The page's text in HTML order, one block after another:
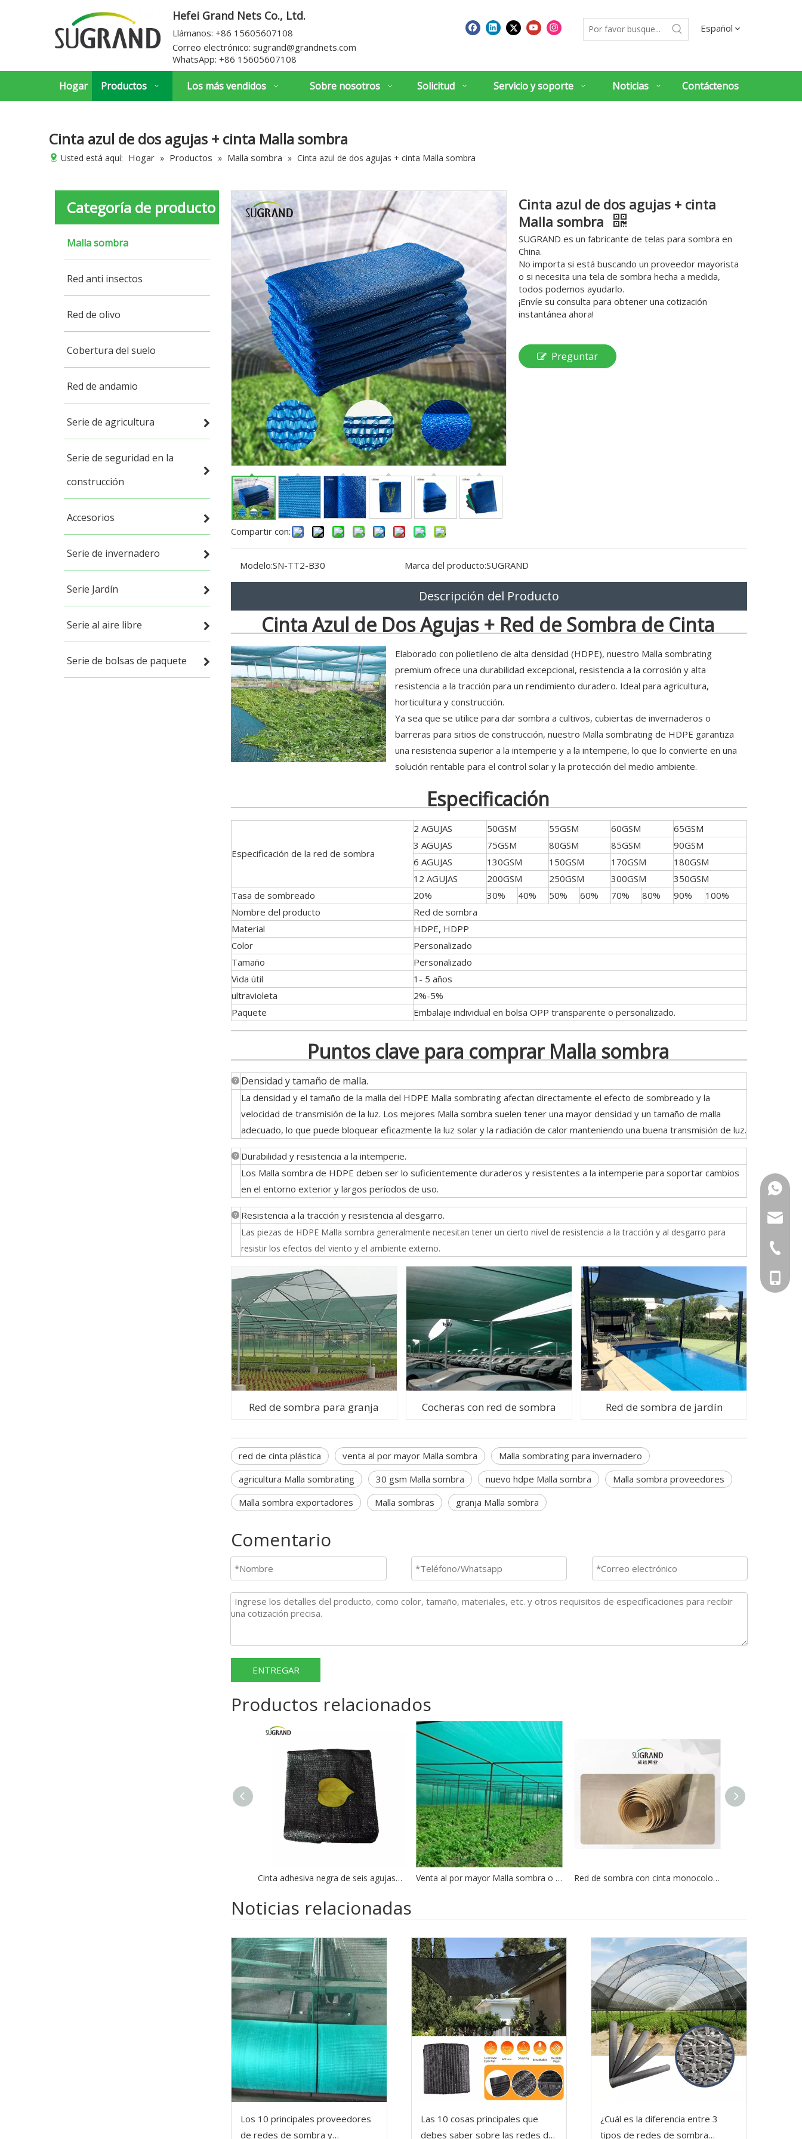
Hefei Grand Nets Co., Ltd.
Llámanos: +86 15605607108
Correo electrónico: sugrand@grandnets.com
WhatsApp: +86 15605607108
Español
Hogar Productos Los más vendidos Sobre nosotros Solicitud Servicio y soporte Noticias Contáctenos
Cinta azul de dos agujas + cinta Malla sombra
Usted está aquí: Hogar » Productos » Malla sombra » Cinta azul de dos agujas + cinta Malla sombra
Categoría de producto
Malla sombra
Red anti insectos
Red de olivo
Cobertura del suelo
Red de andamio
Serie de agricultura
Serie de seguridad en la
construcción
Accesorios
Serie de invernadero
Serie Jardín
Serie al aire libre
Serie de bolsas de paquete
Compartir con:
Cinta azul de dos agujas + cinta
Malla sombra
SUGRAND es un fabricante de telas para sombra en
China.
No importa si está buscando un proveedor mayorista
o si necesita una tela de sombra hecha a medida,
todos podemos ayudarlo.
¡Envíe su consulta para obtener una cotización
instantánea ahora!
Preguntar
Modelo:SN-TT2-B30 Marca del producto:SUGRAND
Descripción del Producto
Cinta Azul de Dos Agujas + Red de Sombra de Cinta
Elaborado con polietileno de alta densidad (HDPE), nuestro Malla sombrating
premium ofrece una durabilidad excepcional, resistencia a la corrosión y alta
resistencia a la tracción para un rendimiento duradero. Ideal para agricultura,
horticultura y construcción.
Ya sea que se utilice para dar sombra a cultivos, cubiertas de invernaderos o
barreras para sitios de construcción, nuestro Malla sombrating de HDPE garantiza
una resistencia superior a la intemperie y a la intemperie, lo que lo convierte en una
solución rentable para el control solar y la protección del medio ambiente.
Especificación
Especificación de la red de sombra
2 AGUJAS 50GSM 55GSM 60GSM
65GSM
3 AGUJAS
75GSM 80GSM 85GSM
90GSM
6 AGUJAS
130GSM 150GSM 170GSM
180GSM
12 AGUJAS
200GSM 250GSM 300GSM
350GSM
Tasa de sombreado
20% 30% 40% 50% 60% 70% 80% 90%
100%
Nombre del producto
Red de sombra
Material
HDPE, HDPP
Color
Personalizado
Tamaño
Personalizado
Vida útil
1- 5 años
ultravioleta
2%-5%
Paquete
Embalaje individual en bolsa OPP transparente o personalizado.
Puntos clave para comprar Malla sombra
Densidad y tamaño de malla.
La densidad y el tamaño de la malla del HDPE Malla sombrating afectan directamente el efecto de sombreado y la
velocidad de transmisión de la luz. Los mejores Malla sombra suelen tener una mayor densidad y un tamaño de malla
adecuado, lo que puede bloquear eficazmente la luz solar y la radiación de calor manteniendo una buena transmisión de luz.
Durabilidad y resistencia a la intemperie.
Los Malla sombra de HDPE deben ser lo suficientemente duraderos y resistentes a la intemperie para soportar cambios
en el entorno exterior y largos períodos de uso.
Resistencia a la tracción y resistencia al desgarro.
Las piezas de HDPE Malla sombra generalmente necesitan tener un cierto nivel de resistencia a la tracción y al desgarro para
resistir los efectos del viento y el ambiente externo.
Red de sombra para granja Cocheras con red de sombra Red de sombra de jardín
red de cinta plástica venta al por mayor Malla sombra
Malla sombrating para invernadero
agricultura Malla sombrating
30 gsm Malla sombra nuevo hdpe Malla sombra
Malla sombra proveedores
Malla sombra exportadores
Malla sombras granja Malla sombra
Comentario
ENTREGAR
Productos relacionados
Cinta adhesiva negra de seis agujas Malla sombra Venta al por mayor Malla sombra o red de tela para sombra de sol verde para jardín a la venta en fábrica Red de sombra con cinta monocolor beige de 320 g/m²
Noticias relacionadas
Los 10 principales proveedores
de redes de sombra y
Las 10 cosas principales que
debes saber sobre las redes de
¿Cuál es la diferencia entre 3
tipos de redes de sombra
+86-
+86-
+86-